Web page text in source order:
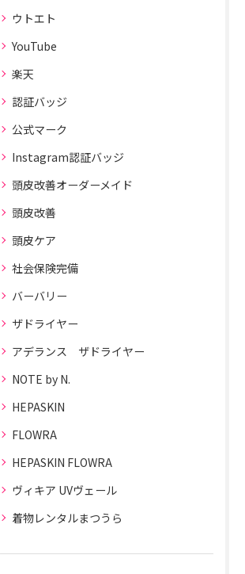
ウトエト
YouTube
楽天
認証バッジ
公式マーク
Instagram認証バッジ
頭皮改善オーダーメイド
頭皮改善
頭皮ケア
社会保険完備
バーバリー
ザドライヤー
アデランス ザドライヤー
NOTE by N.
HEPASKIN
FLOWRA
HEPASKIN FLOWRA
ヴィキア UVヴェール
着物レンタルまつうら